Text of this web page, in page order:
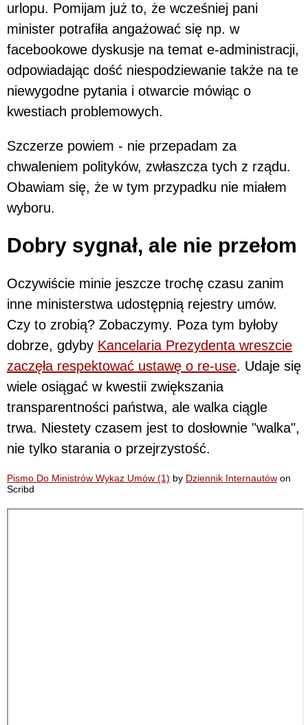
urlopu. Pomijam już to, że wcześniej pani
minister potrafiła angażować się np. w
facebookowe dyskusje na temat e-administracji,
odpowiadając dość niespodziewanie także na te
niewygodne pytania i otwarcie mówiąc o
kwestiach problemowych.
Szczerze powiem - nie przepadam za
chwaleniem polityków, zwłaszcza tych z rządu.
Obawiam się, że w tym przypadku nie miałem
wyboru.
Dobry sygnał, ale nie przełom
Oczywiście minie jeszcze trochę czasu zanim
inne ministerstwa udostępnią rejestry umów.
Czy to zrobią? Zobaczymy. Poza tym byłoby
dobrze, gdyby Kancelaria Prezydenta wreszcie
zaczęła respektować ustawę o re-use. Udaje się
wiele osiągać w kwestii zwiększania
transparentności państwa, ale walka ciągle
trwa. Niestety czasem jest to dosłownie "walka",
nie tylko starania o przejrzystość.
Pismo Do Ministrów Wykaz Umów (1) by Dziennik Internautów on
Scribd